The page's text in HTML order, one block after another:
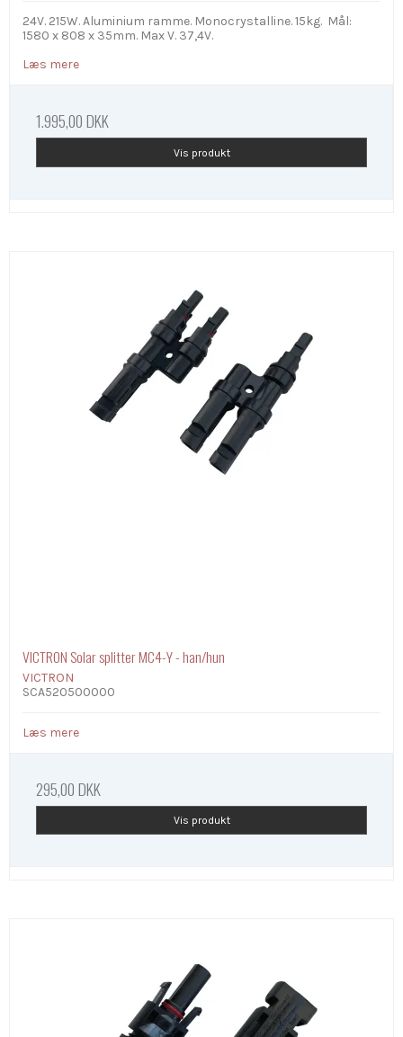
24V. 215W. Aluminium ramme. Monocrystalline. 15kg. Mål:
1580 x 808 x 35mm. Max V. 37,4V.
Læs mere
1.995,00 DKK
Vis produkt
VICTRON Solar splitter MC4-Y - han/hun
VICTRON
SCA520500000
Læs mere
295,00 DKK
Vis produkt